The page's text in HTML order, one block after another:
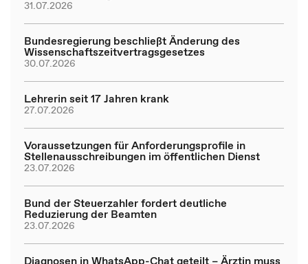
31.07.2026
Bundesregierung beschließt Änderung des
Wissenschaftszeitvertragsgesetzes
30.07.2026
Lehrerin seit 17 Jahren krank
27.07.2026
Voraussetzungen für Anforderungsprofile in
Stellenausschreibungen im öffentlichen Dienst
23.07.2026
Bund der Steuerzahler fordert deutliche
Reduzierung der Beamten
23.07.2026
Diagnosen in WhatsApp-Chat geteilt – Ärztin muss